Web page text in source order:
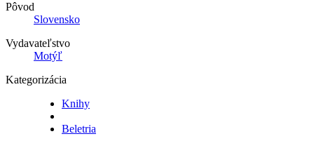
Pôvod
Slovensko
Vydavateľstvo
Motýľ
Kategorizácia
Knihy
Beletria